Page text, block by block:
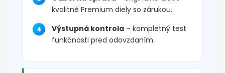
kvalitné Premium diely so zárukou.
Výstupná kontrola – kompletný test
funkčnosti pred odovzdaním.